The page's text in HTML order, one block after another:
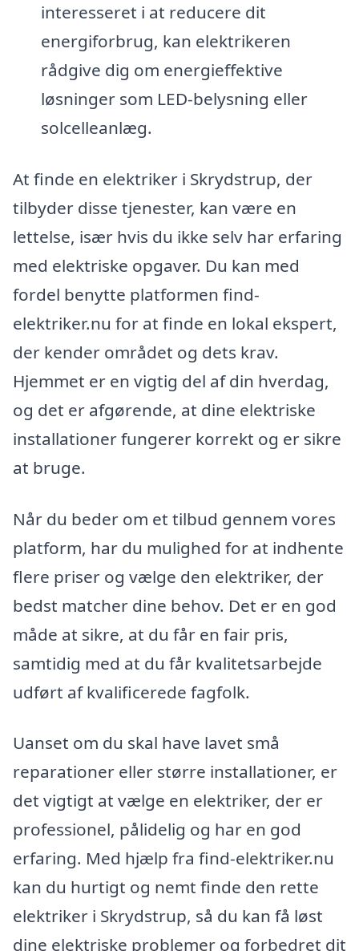
interesseret i at reducere dit
energiforbrug, kan elektrikeren
rådgive dig om energieffektive
løsninger som LED-belysning eller
solcelleanlæg.
At finde en elektriker i Skrydstrup, der
tilbyder disse tjenester, kan være en
lettelse, især hvis du ikke selv har erfaring
med elektriske opgaver. Du kan med
fordel benytte platformen find-
elektriker.nu for at finde en lokal ekspert,
der kender området og dets krav.
Hjemmet er en vigtig del af din hverdag,
og det er afgørende, at dine elektriske
installationer fungerer korrekt og er sikre
at bruge.
Når du beder om et tilbud gennem vores
platform, har du mulighed for at indhente
flere priser og vælge den elektriker, der
bedst matcher dine behov. Det er en god
måde at sikre, at du får en fair pris,
samtidig med at du får kvalitetsarbejde
udført af kvalificerede fagfolk.
Uanset om du skal have lavet små
reparationer eller større installationer, er
det vigtigt at vælge en elektriker, der er
professionel, pålidelig og har en god
erfaring. Med hjælp fra find-elektriker.nu
kan du hurtigt og nemt finde den rette
elektriker i Skrydstrup, så du kan få løst
dine elektriske problemer og forbedret dit